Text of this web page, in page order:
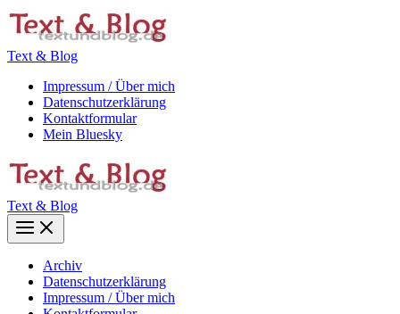
Zum
Inhalt
Text & Blog
Impressum / Über mich
Datenschutzerklärung
Kontaktformular
Mein Bluesky
Text & Blog
Main
Menu
Archiv
Datenschutzerklärung
Impressum / Über mich